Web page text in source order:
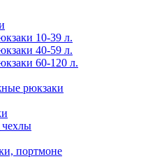
10-39 л.
40-59 л.
60-120 л.
рюкзаки
портмоне